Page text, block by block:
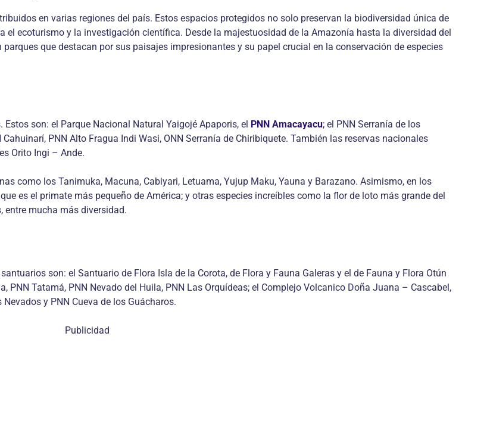
en varias regiones del país. Estos espacios protegidos no solo preservan la biodiversidad única de
el ecoturismo y la investigación científica. Desde la majestuosidad de la Amazonía hasta la diversidad del
parques que destacan por sus paisajes impresionantes y su papel crucial en la conservación de especies
son: el Parque Nacional Natural Yaigojé Apaporis, el PNN Amacayacu; el PNN Serranía de los
PNN Alto Fragua Indi Wasi, ONN Serranía de Chiribiquete. También las reservas nacionales
Orito Ingi – Ande.
como los Tanimuka, Macuna, Cabiyari, Letuama, Yujup Maku, Yauna y Barazano. Asimismo, en los
es el primate más pequeño de América; y otras especies increíbles como la flor de loto más grande del
entre mucha más diversidad.
son: el Santuario de Flora Isla de la Corota, de Flora y Fauna Galeras y el de Fauna y Flora Otún
PNN Tatamá, PNN Nevado del Huila, PNN Las Orquídeas; el Complejo Volcanico Doña Juana – Cascabel,
y PNN Cueva de los Guácharos.
Publicidad